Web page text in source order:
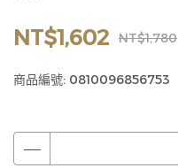
NT$1,602 NT$1,780
商品編號: 0810096856753